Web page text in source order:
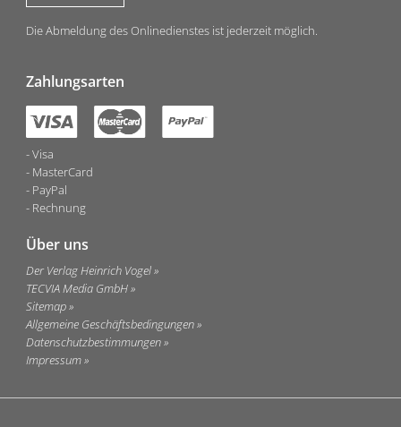
Die Abmeldung des Onlinedienstes ist jederzeit möglich.
Zahlungsarten
Visa
MasterCard
PayPal
Rechnung
Über uns
Der Verlag Heinrich Vogel
TECVIA Media GmbH
Sitemap
Allgemeine Geschäftsbedingungen
Datenschutzbestimmungen
Impressum